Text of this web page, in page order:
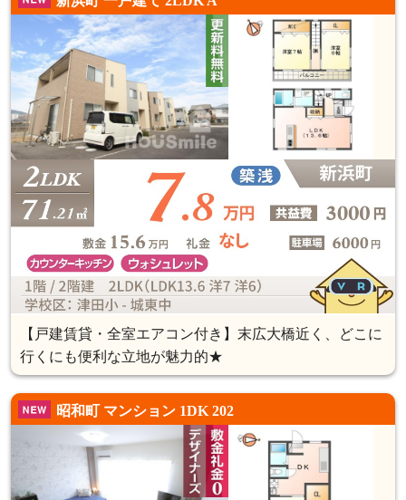
【戸建賃貸・全室エアコン付き】末広大橋近く、どこに
行くにも便利な立地が魅力的★
昭和町 マンション 1DK 202